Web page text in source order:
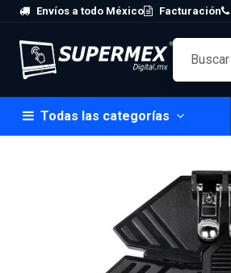
Skip to Content
Envíos a todo México Facturación
Todas las categorías